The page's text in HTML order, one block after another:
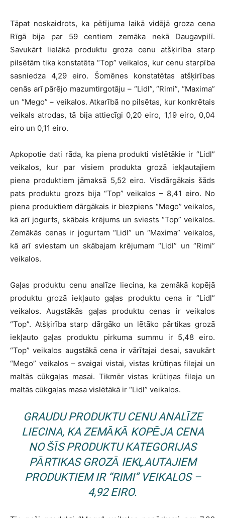
Tāpat noskaidrots, ka pētījuma laikā vidējā groza cena
Rīgā bija par 59 centiem zemāka nekā Daugavpilī.
Savukārt lielākā produktu groza cenu atšķirība starp
pilsētām tika konstatēta “Top” veikalos, kur cenu starpība
sasniedza 4,29 eiro. Šomēnes konstatētas atšķirības
cenās arī pārējo mazumtirgotāju – “Lidl”, “Rimi”, “Maxima”
un “Mego” – veikalos. Atkarībā no pilsētas, kur konkrētais
veikals atrodas, tā bija attiecīgi 0,20 eiro, 1,19 eiro, 0,04
eiro un 0,11 eiro.
Apkopotie dati rāda, ka piena produkti vislētākie ir “Lidl”
veikalos, kur par visiem produkta grozā iekļautajiem
piena produktiem jāmaksā 5,52 eiro. Visdārgākais šāds
pats produktu grozs bija “Top” veikalos – 8,41 eiro. No
piena produktiem dārgākais ir biezpiens “Mego” veikalos,
kā arī jogurts, skābais krējums un sviests “Top” veikalos.
Zemākās cenas ir jogurtam “Lidl” un “Maxima” veikalos,
kā arī sviestam un skābajam krējumam “Lidl” un “Rimi”
veikalos.
Gaļas produktu cenu analīze liecina, ka zemākā kopējā
produktu grozā iekļauto gaļas produktu cena ir “Lidl”
veikalos. Augstākās gaļas produktu cenas ir veikalos
“Top”. Atšķirība starp dārgāko un lētāko pārtikas grozā
iekļauto gaļas produktu pirkuma summu ir 5,48 eiro.
“Top” veikalos augstākā cena ir vārītajai desai, savukārt
“Mego” veikalos – svaigai vistai, vistas krūtiņas filejai un
maltās cūkgaļas masai. Tikmēr vistas krūtiņas fileja un
maltās cūkgaļas masa vislētākā ir “Lidl” veikalos.
GRAUDU PRODUKTU CENU ANALĪZE
LIECINA, KA ZEMĀKĀ KOPĒJA CENA
NO ŠĪS PRODUKTU KATEGORIJAS
PĀRTIKAS GROZĀ IEKĻAUTAJIEM
PRODUKTIEM IR “RIMI” VEIKALOS –
4,92 EIRO.